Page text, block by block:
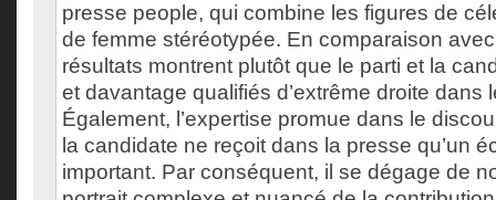
presse people, qui combine les figures de
de femme stéréotypée. En comparaison
résultats montrent plutôt que le parti et la
et davantage qualifiés d’extrême droite dans
Également, l’expertise promue dans le
la candidate ne reçoit dans la presse qu’un
important. Par conséquent, il se dégage de